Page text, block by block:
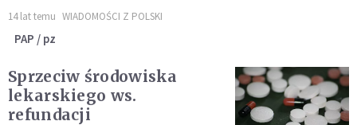
14 lat temu WIADOMOŚCI Z POLSKI
PAP / pz
Sprzeciw środowiska
lekarskiego ws.
refundacji